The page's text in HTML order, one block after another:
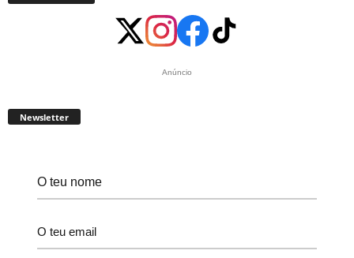
Anúncio
Newsletter